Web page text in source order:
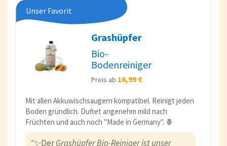
Unser Favorit
Grashüpfer
Bio-
Bodenreiniger
Preis ab 16,99 €
Mit allen Akkuwischsaugern kompatibel. Reinigt jeden
Boden gründlich. Duftet angenehm mild nach
Früchten und auch noch "Made in Germany". 🍍
"✨DerGrashüpfer Bio-Reiniger ist unser